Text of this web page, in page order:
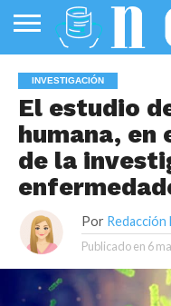
PÚBLICA
SANIDAD
INVESTIGACIÓN
ENTREVISTAS
PROFESIONALES
DE LA SALUD
INFOGRAFÍAS
DE SALUD
OPINIÓN
INVESTIGACIÓN
El estudio
humana, en
de la
Por Redacción
Publicado en 6